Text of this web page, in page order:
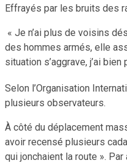
Effrayés par les bruits des
« Je n’ai plus de voisins
des hommes armés, elle
situation s’aggrave, j’ai
Selon l’Organisation
plusieurs observateurs.
À côté du déplacement
avoir recensé plusieurs
qui jonchaient la route ».